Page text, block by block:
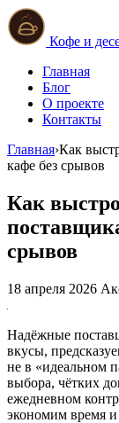
Кофе и
Главная
Блог
О проекте
Контакты
Главная›Как
кафе без срывов
Как
срывов
18 апреля 2026
Надёжные
вкусы,
не в «идеальном
выбора, чётких
ежедневном
экономим время